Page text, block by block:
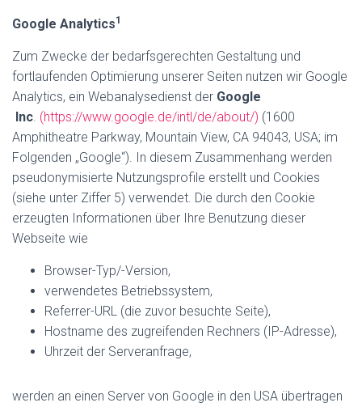
Google Analytics1
Zum Zwecke der bedarfsgerechten Gestaltung und
fortlaufenden Optimierung unserer Seiten nutzen wir Google
Analytics, ein Webanalysedienst der Google
Inc. (https://www.google.de/intl/de/about/) (1600
Amphitheatre Parkway, Mountain View, CA 94043, USA; im
Folgenden „Google“). In diesem Zusammenhang werden
pseudonymisierte Nutzungsprofile erstellt und Cookies
(siehe unter Ziffer 5) verwendet. Die durch den Cookie
erzeugten Informationen über Ihre Benutzung dieser
Webseite wie
Browser-Typ/-Version,
verwendetes Betriebssystem,
Referrer-URL (die zuvor besuchte Seite),
Hostname des zugreifenden Rechners (IP-Adresse),
Uhrzeit der Serveranfrage,
werden an einen Server von Google in den USA übertragen